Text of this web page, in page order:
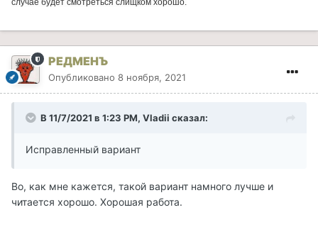
случае будет смотреться слищком хорошо.
РЕДМЕНЪ
Опубликовано 8 ноября, 2021
В 11/7/2021 в 1:23 PM, Vladii сказал:
Исправленный вариант
Во, как мне кажется, такой вариант намного лучше и
читается хорошо. Хорошая работа.